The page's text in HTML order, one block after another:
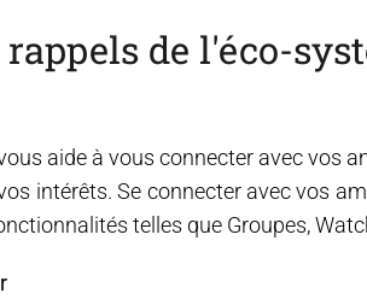
de l'éco-
aide à vous connecter avec vos
intérêts. Se connecter avec vos
telles que Groupes,